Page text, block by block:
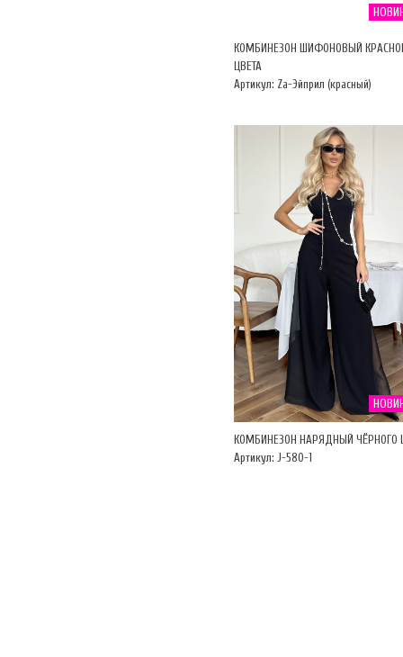
КОМБИНЕЗОН ШИФОНОВЫЙ
ЦВЕТА
Артикул: Za-Эйприл (красный)
КОМБИНЕЗОН НАРЯДНЫЙ ЧЁРНОГО
Артикул: J-580-1